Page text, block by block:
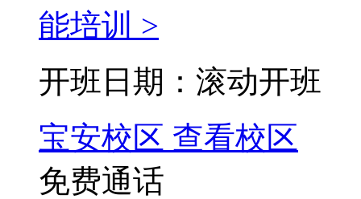
能培训 >
开班日期：滚动开班
宝安校区 查看校区
免费通话